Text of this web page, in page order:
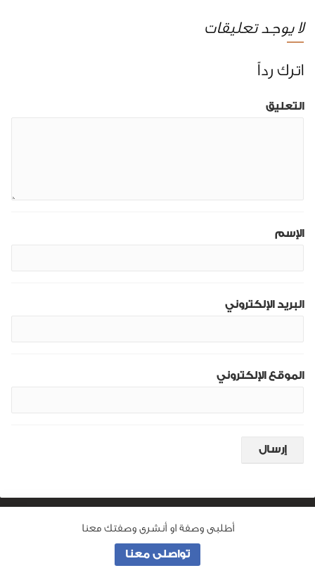
أطلبى وصفة او أنشرى وصفتك معنا
تواصلى معنا
لا يوجد تعليقات
اترك رداً
التعليق
الإسم
البريد الإلكتروني
الموقع الإلكتروني
من نحن